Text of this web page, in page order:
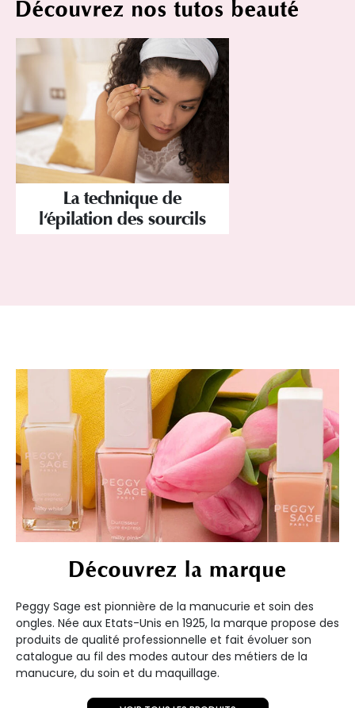
Découvrez nos tutos beauté
La technique de
l'épilation des sourcils
Découvrez la marque
Peggy Sage est pionnière de la manucurie et soin des
ongles. Née aux Etats-Unis en 1925, la marque propose des
produits de qualité professionnelle et fait évoluer son
catalogue au fil des modes autour des métiers de la
manucure, du soin et du maquillage.